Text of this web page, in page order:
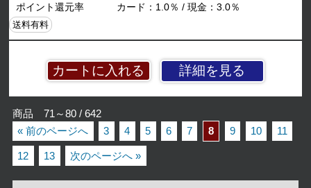
詳細を見る
ポイント還元率
カード：1.0％ / 現金：3.0％
送料有料
商品 71～80 / 642
« 前のページへ
3 4 5 6 7 8 9 10 11
12 13 次のページへ »